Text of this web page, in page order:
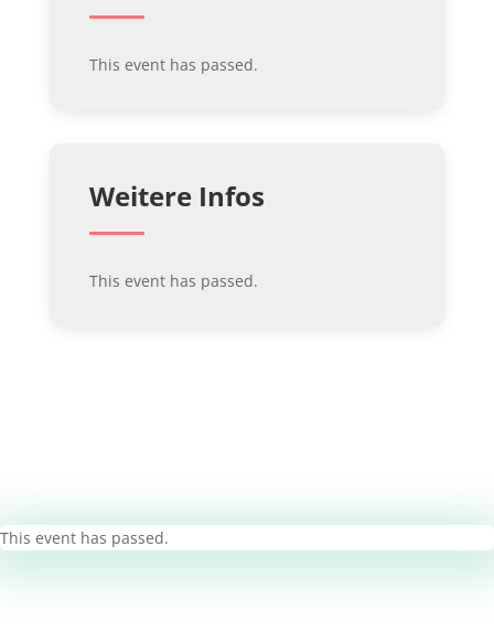
This event has passed.
Weitere Infos
This event has passed.
This event has passed.